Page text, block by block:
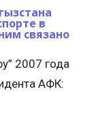
в
связано
2007 года
АФК: